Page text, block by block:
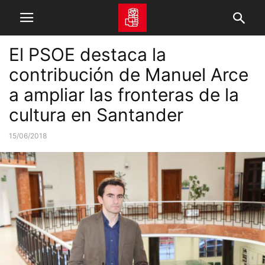
El PSOE destaca la
contribución de Manuel Arce
a ampliar las fronteras de la
cultura en Santander
15/06/2018